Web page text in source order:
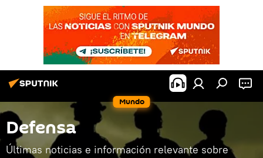
Mundo
Defensa
Últimas noticias e información relevante sobre